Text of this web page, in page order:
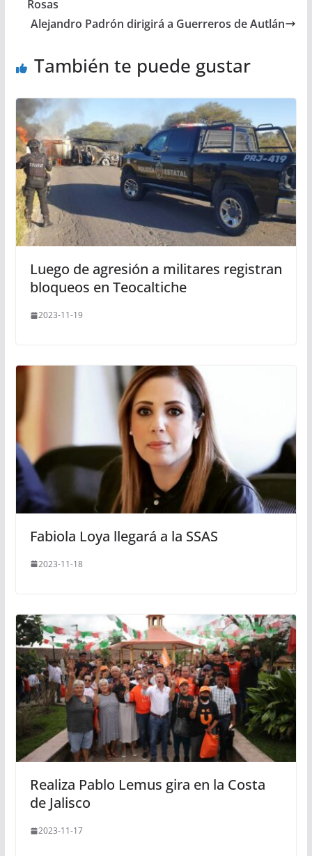
Rosas
Alejandro Padrón dirigirá a Guerreros de Autlán
También te puede gustar
Luego de agresión a militares registran
bloqueos en Teocaltiche
2023-11-19
Fabiola Loya llegará a la SSAS
2023-11-18
Realiza Pablo Lemus gira en la Costa
de Jalisco
2023-11-17